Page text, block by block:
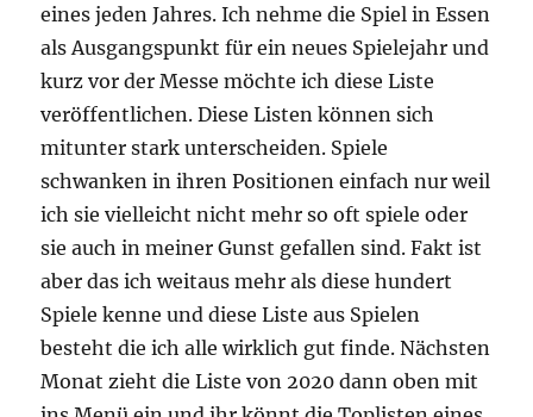
eines jeden Jahres. Ich nehme die Spiel in Essen
als Ausgangspunkt für ein neues Spielejahr und
kurz vor der Messe möchte ich diese Liste
veröffentlichen. Diese Listen können sich
mitunter stark unterscheiden. Spiele
schwanken in ihren Positionen einfach nur weil
ich sie vielleicht nicht mehr so oft spiele oder
sie auch in meiner Gunst gefallen sind. Fakt ist
aber das ich weitaus mehr als diese hundert
Spiele kenne und diese Liste aus Spielen
besteht die ich alle wirklich gut finde. Nächsten
Monat zieht die Liste von 2020 dann oben mit